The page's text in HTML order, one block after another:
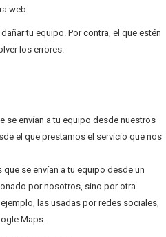
web.
tu equipo. Por contra, el que estén
los errores.
se envían a tu equipo desde nuestros
el que prestamos el servicio que nos
se envían a tu equipo desde un
por nosotros, sino por otra
las usadas por redes sociales,
Maps.